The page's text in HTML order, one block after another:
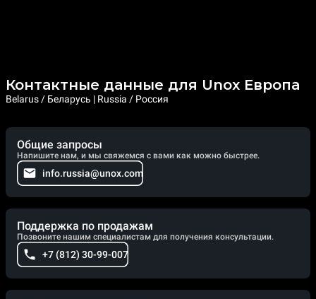
Контактные данные для Unox Европа
Belarus / Беларусь | Russia / Россия
Общие запросы
Напишите нам, и мы свяжемся с вами как можно быстрее.
info.russia@unox.com
Поддержка по продажам
Позвоните нашим специалистам для получения консультации.
+7 (812) 30-99-007